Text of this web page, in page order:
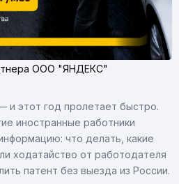
ООО "ЯНДЕКС"
и этот год пролетает быстро.
иностранные работники
что делать, какие
ходатайство от работодателя
патент без выезда из России.